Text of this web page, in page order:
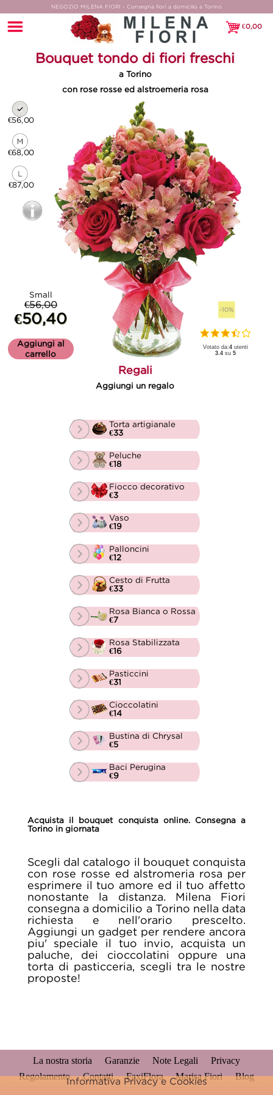
NEGOZIO MILENA FIORI - Consegna fiori a domicilio a Torino
€0,00
€0,00
Bouquet tondo di fiori freschi
a Torino
con rose rosse ed alstroemeria rosa
€56,00
€68,00
€87,00
Small
€56,00
€50,40
Aggiungi al
carrello
Votato da:4 utenti
3.4 su5
-10%
Regali
Aggiungi un regalo
Torta artigianale
€33
Peluche
€18
Fiocco decorativo
€3
Vaso
€19
Palloncini
€12
Cesto di Frutta
€33
Rosa Bianca o Rossa
€7
Rosa Stabilizzata
€16
Pasticcini
€31
Cioccolatini
€14
Bustina di Chrysal
€5
Baci Perugina
€9
Acquista il bouquet conquista online. Consegna a
Torino in giornata
Scegli dal catalogo il bouquet conquista
con rose rosse ed alstromeria rosa per
esprimere il tuo amore ed il tuo affetto
nonostante la distanza. Milena Fiori
consegna a domicilio a Torino nella data
richiesta e nell'orario prescelto.
Aggiungi un gadget per rendere ancora
piu' speciale il tuo invio, acquista un
paluche, dei cioccolatini oppure una
torta di pasticceria, scegli tra le nostre
proposte!
La nostra storia Garanzie Note Legali
Privacy
Regolamento
Contatti FaxiFlora Marisa Fiori Blog
Informativa Privacy e Cookies